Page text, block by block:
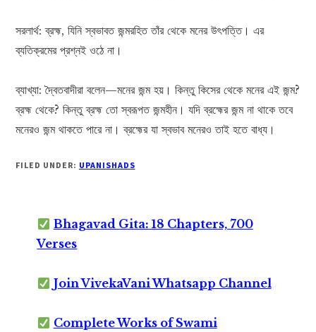
সরলার্থ: ব্রহ্ম, যিনি স্বভাবত জন্মরহিত তাঁর থেকে মনের উৎপত্তি। এর
ব্যতিক্রমের প্রশ্নই ওঠে না।
ব্যাখ্যা: দ্বৈতবাদীরা বলেন—মনের জন্ম হয়। কিন্তু কিসের থেকে মনের এই জন্ম?
ব্রহ্ম থেকে? কিন্তু ব্রহ্ম তো স্বরূপত জন্মহীন। যদি ব্রহ্মের জন্ম না থাকে তবে
মনেরও জন্ম থাকতে পারে না। ব্রহ্মের যা স্বভাব মনেরও তাই হতে বাধ্য।
FILED UNDER: UPANISHADS
Bhagavad Gita: 18 Chapters, 700
Verses
Join VivekaVani Whatsapp Channel
Complete Works of Swami